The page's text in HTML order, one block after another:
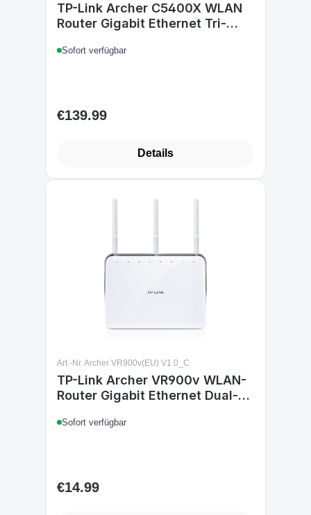
TP-Link Archer C5400X WLAN
Router Gigabit Ethernet Tri-
Sofort verfügbar
Regular price:
€139.99
Details
Art.-Nr. Archer VR900v(EU) V1.0_C
TP-Link Archer VR900v WLAN-
Router Gigabit Ethernet Dual-
Sofort verfügbar
Regular price:
€14.99